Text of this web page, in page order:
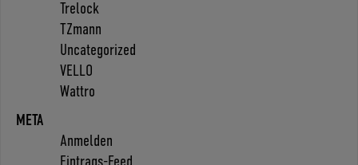
Trelock
TZmann
Uncategorized
VELLO
Wattro
META
Anmelden
Eintrags-Feed